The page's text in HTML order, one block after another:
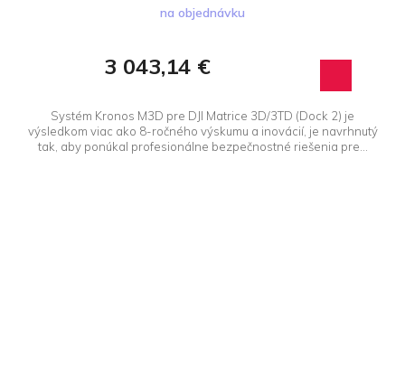
na objednávku
3 043,14 €
Systém Kronos M3D pre DJI Matrice 3D/3TD (Dock 2) je
výsledkom viac ako 8-ročného výskumu a inovácií, je navrhnutý
tak, aby ponúkal profesionálne bezpečnostné riešenia pre...